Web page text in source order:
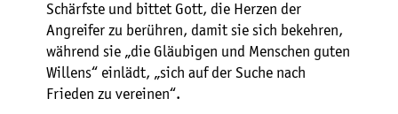
Schärfste und bittet Gott, die Herzen der
Angreifer zu berühren, damit sie sich bekehren,
während sie „die Gläubigen und Menschen guten
Willens“ einlädt, „sich auf der Suche nach
Frieden zu vereinen“.